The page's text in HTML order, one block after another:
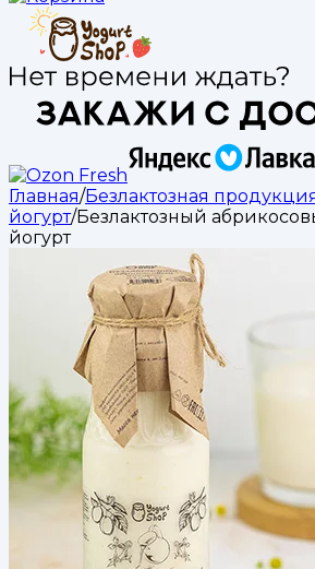
Главная/Безлактозная
йогурт/Безлактозный
йогурт